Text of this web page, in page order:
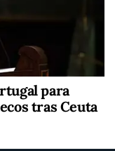
para
tras Ceuta